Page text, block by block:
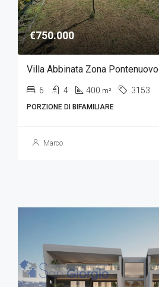
€750.000
Villa Abbinata Zona Pontenuovo
6 4 400 m² 3153
PORZIONE DI BIFAMILIARE
Marco